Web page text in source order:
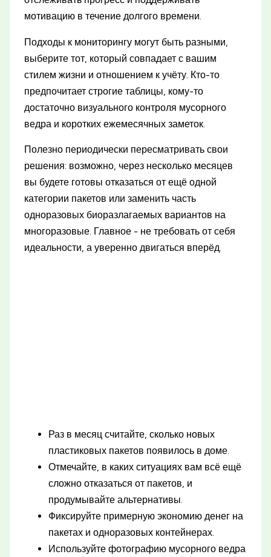
мотивацию в течение долгого времени.
Подходы к мониторингу могут быть разными,
выберите тот, который совпадает с вашим
стилем жизни и отношением к учёту. Кто-то
предпочитает строгие таблицы, кому-то
достаточно визуального контроля мусорного
ведра и коротких ежемесячных заметок.
Полезно периодически пересматривать свои
решения: возможно, через несколько месяцев
вы будете готовы отказаться от ещё одной
категории пакетов или заменить часть
одноразовых биоразлагаемых вариантов на
многоразовые. Главное - не требовать от себя
идеальности, а уверенно двигаться вперёд.
Раз в месяц считайте, сколько новых
пластиковых пакетов появилось в доме.
Отмечайте, в каких ситуациях вам всё ещё
сложно отказаться от пакетов, и
продумывайте альтернативы.
Фиксируйте примерную экономию денег на
пакетах и одноразовых контейнерах.
Используйте фотографию мусорного ведра